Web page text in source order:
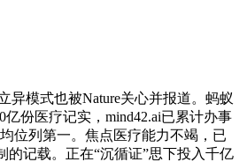
模式也被Nature关心并报道。蚂蚁
份医疗记实，mind42.ai已累计办事
位列第一。焦点医疗能力不竭，已
的记载。正在“沉循证”思下投入千亿